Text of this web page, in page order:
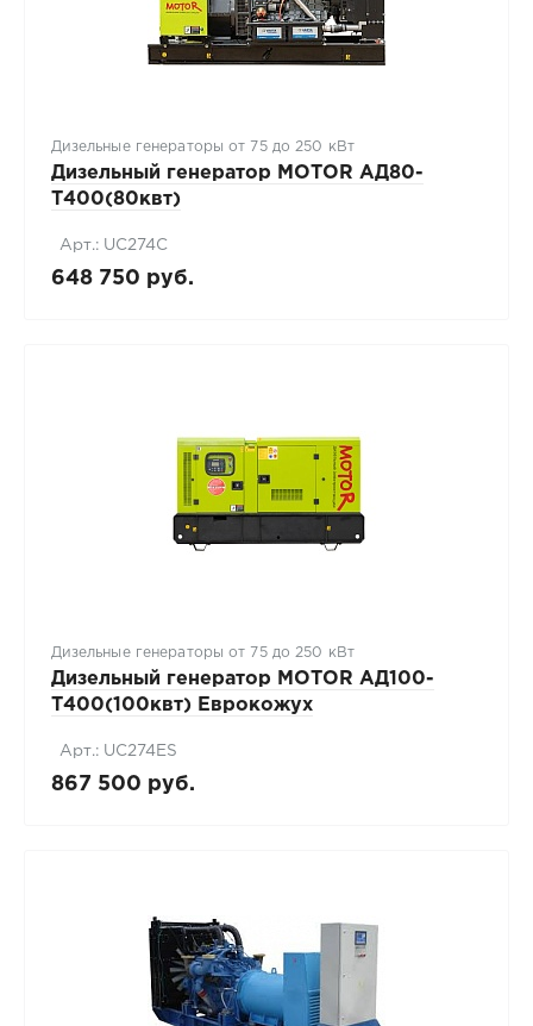
Дизельные генераторы от 75 до 250 кВт
Дизельный генератор MOTOR АД80-
T400(80квт)
Арт.: UC274C
648 750 руб.
Дизельные генераторы от 75 до 250 кВт
Дизельный генератор MOTOR АД100-
T400(100квт) Еврокожух
Арт.: UC274ES
867 500 руб.